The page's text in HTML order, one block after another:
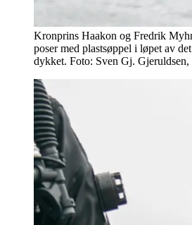
Kronprins Haakon og Fredrik
poser med plastsøppel i løpet av
dykket. Foto: Sven Gj.